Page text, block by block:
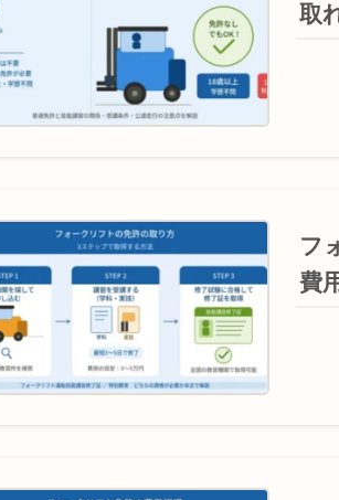
取
フ
費